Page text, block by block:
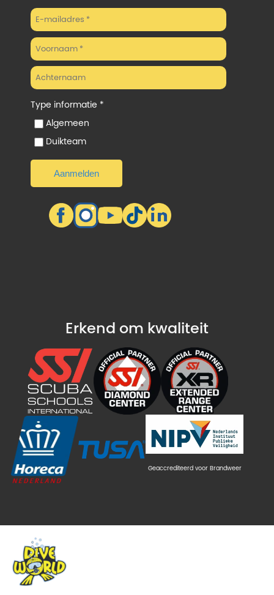
Type informatie *
Algemeen
Duikteam
Erkend om kwaliteit
Geaccrediteerd voor Brandweer